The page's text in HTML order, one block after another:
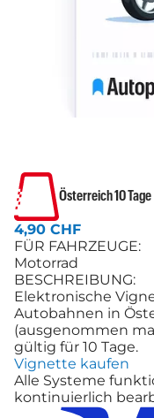
Österreich 10 Tage
4,90 CHF
FÜR FAHRZEUGE:
Motorrad
BESCHREIBUNG:
Elektronische
Autobahnen in
(ausgenommen
gültig für 10 Tage.
Vignette kaufen
Alle Systeme
kontinuierlich